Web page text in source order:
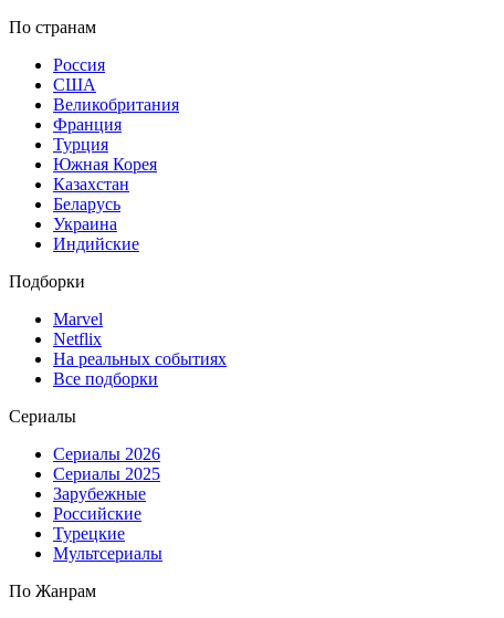
По странам
Россия
США
Великобритания
Франция
Турция
Южная Корея
Казахстан
Беларусь
Украина
Индийские
Подборки
Marvel
Netflix
На реальных событиях
Все подборки
Сериалы
Сериалы 2026
Сериалы 2025
Зарубежные
Российские
Турецкие
Мультсериалы
По Жанрам